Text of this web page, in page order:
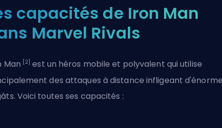
capacités de Iron Man
Marvel Rivals
Man [2] est un héros mobile et polyvalent qui utilise
des attaques à distance infligeant
Voici toutes ses capacités :